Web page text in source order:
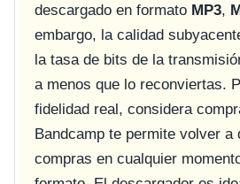
descargado en formato MP3,
embargo, la calidad
la tasa de bits de la
a menos que lo reconviertas.
fidelidad real, considera
Bandcamp te permite volver a
compras en cualquier